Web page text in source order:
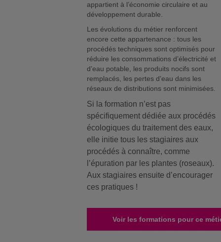
appartient à l’économie circulaire et au
développement durable.
Les évolutions du métier renforcent
encore cette appartenance : tous les
procédés techniques sont optimisés pour
réduire les consommations d’électricité et
d’eau potable, les produits nocifs sont
remplacés, les pertes d’eau dans les
réseaux de distributions sont minimisées.
Si la formation n’est pas
spécifiquement dédiée aux procédés
écologiques du traitement des eaux,
elle initie tous les stagiaires aux
procédés à connaître, comme
l’épuration par les plantes (roseaux).
Aux stagiaires ensuite d’encourager
ces pratiques !
Voir les formations pour ce